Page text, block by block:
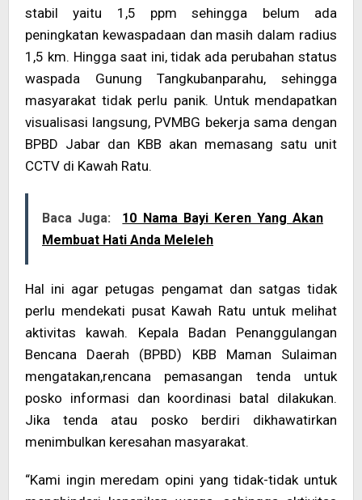
stabil yaitu 1,5 ppm sehingga belum ada
peningkatan kewaspadaan dan masih dalam radius
1,5 km. Hingga saat ini, tidak ada perubahan status
waspada Gunung Tangkubanparahu, sehingga
masyarakat tidak perlu panik. Untuk mendapatkan
visualisasi langsung, PVMBG bekerja sama dengan
BPBD Jabar dan KBB akan memasang satu unit
CCTV di Kawah Ratu.
Baca Juga:
10 Nama Bayi Keren Yang Akan
Membuat Hati Anda Meleleh
Hal ini agar petugas pengamat dan satgas tidak
perlu mendekati pusat Kawah Ratu untuk melihat
aktivitas kawah. Kepala Badan Penanggulangan
Bencana Daerah (BPBD) KBB Maman Sulaiman
mengatakan,rencana pemasangan tenda untuk
posko informasi dan koordinasi batal dilakukan.
Jika tenda atau posko berdiri dikhawatirkan
menimbulkan keresahan masyarakat.
“Kami ingin meredam opini yang tidak-tidak untuk